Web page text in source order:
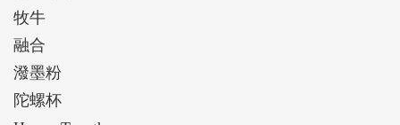
牧牛
融合
潑墨粉
陀螺杯